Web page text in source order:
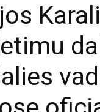
Jos Didenybės